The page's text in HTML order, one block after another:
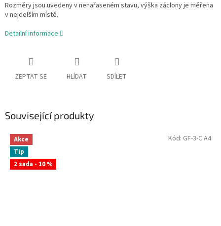
Rozměry jsou uvedeny v nenařaseném stavu, výška záclony je měřena
v nejdelším místě.
Detailní informace
ZEPTAT SE HLÍDAT SDÍLET
Související produkty
Akce
Tip
2 sada - 10 %
Kód: GF-3-C A4